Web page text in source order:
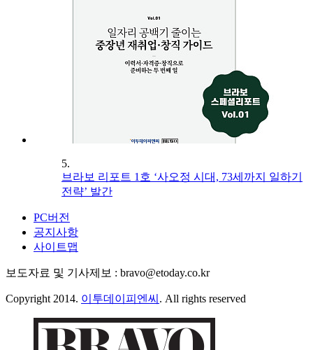
5.
브라보 리포트 1호 ‘사오정 시대, 73세까지 일하기
전략’ 발간
PC버전
공지사항
사이트맵
보도자료 및 기사제보 : bravo@etoday.co.kr
Copyright 2014. 이투데이피엔씨 . All rights reserved